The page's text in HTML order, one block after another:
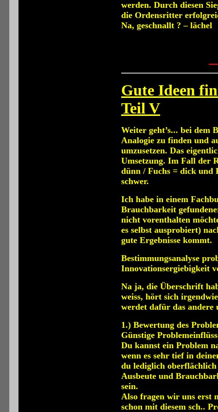
werden. Durch diesen
die Ordensritter
Na, geschnallt ? – lächel
Gute Ideen
Teil V
Weiter geht’s... bei dem
Analogie zu finden und
umzusetzen. Das
Umsetzung. Im Fall der
dünn / Fuchs = dick und
schwer.
Ich habe in einem
Brauchbarkeit
nicht vorenthalten
es selbst ausprobiert)
gute Ergebnisse kommt.
Bestimmungsanalyse
Innovationsergiebigkeit
Na ja, die Überschrift
weiss, hört sich
werdet dafür das andere
1.) Bewertung des
Günstige
Du kannst ein Problem
wenn es sehr tief in
du lediglich
Ausbeute und
sein.
Also fragen wir uns erst
schon mit diesem sch..